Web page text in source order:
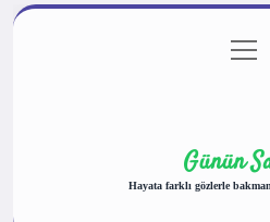
Gizlilik aç
Günün
Hayata farklı gözlerle